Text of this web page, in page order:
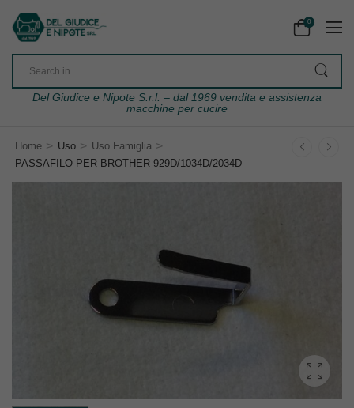
0
Del Giudice e Nipote S.r.l. – dal 1969 vendita e assistenza
macchine per cucire
Home > Uso > Uso Famiglia >
PASSAFILO PER BROTHER 929D/1034D/2034D